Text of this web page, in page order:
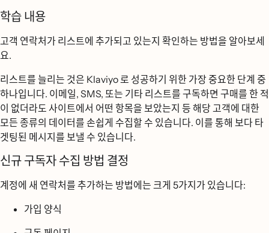
학습 내용
고객 연락처가 리스트에 추가되고 있는지 확인하는 방법을 알아보세
요.
리스트를 늘리는 것은 Klaviyo 로 성공하기 위한 가장 중요한 단계 중
하나입니다. 이메일, SMS, 또는 기타 리스트를 구독하면 구매를 한 적
이 없더라도 사이트에서 어떤 항목을 보았는지 등 해당 고객에 대한
모든 종류의 데이터를 손쉽게 수집할 수 있습니다. 이를 통해 보다 타
겟팅된 메시지를 보낼 수 있습니다.
신규 구독자 수집 방법 결정
계정에 새 연락처를 추가하는 방법에는 크게 5가지가 있습니다:
가입 양식